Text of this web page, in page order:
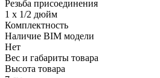
Резьба присоединения
1 x 1/2 дюйм
Комплектность
Наличие BIM модели
Нет
Вес и габариты товара
Высота товара